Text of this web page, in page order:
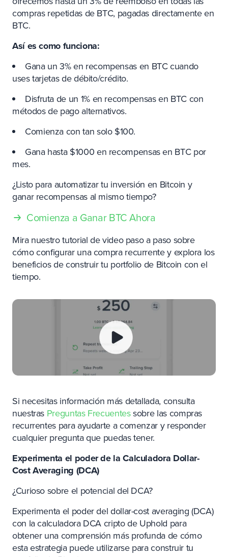
compras repetidas de BTC, pagadas directamente en
BTC.
Así es como funciona:
Gana un 3% en recompensas en BTC cuando
uses tarjetas de débito/crédito.
Disfruta de un 1% en recompensas en BTC con
métodos de pago alternativos.
Comienza con tan solo $100.
Gana hasta $1000 en recompensas en BTC por
mes.
¿Listo para automatizar tu inversión en Bitcoin y
ganar recompensas al mismo tiempo?
Comienza a Ganar BTC Ahora
Mira nuestro tutorial de video paso a paso sobre
cómo configurar una compra recurrente y explora los
beneficios de construir tu portfolio de Bitcoin con el
tiempo.
Si necesitas información más detallada, consulta
nuestras Preguntas Frecuentessobre las compras
recurrentes para ayudarte a comenzar y responder
cualquier pregunta que puedas tener.
Experimenta el poder de la Calculadora Dollar-
Cost Averaging (DCA)
¿Curioso sobre el potencial del DCA?
Experimenta el poder del dollar-cost averaging (DCA)
con la calculadora DCA cripto de Uphold para
obtener una comprensión más profunda de cómo
esta estrategia puede utilizarse para construir tu